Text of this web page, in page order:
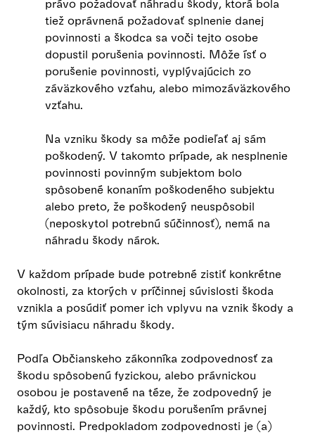
právo požadovať náhradu škody, ktorá bola
tiež oprávnená požadovať splnenie danej
povinnosti a škodca sa voči tejto osobe
dopustil porušenia povinnosti. Môže ísť o
porušenie povinnosti, vyplývajúcich zo
záväzkového vzťahu, alebo mimozáväzkového
vzťahu.
Na vzniku škody sa môže podieľať aj sám
poškodený. V takomto prípade, ak nesplnenie
povinnosti povinným subjektom bolo
spôsobené konaním poškodeného subjektu
alebo preto, že poškodený neuspôsobil
(neposkytol potrebnú súčinnosť), nemá na
náhradu škody nárok.
V každom prípade bude potrebné zistiť konkrétne
okolnosti, za ktorých v príčinnej súvislosti škoda
vznikla a posúdiť pomer ich vplyvu na vznik škody a
tým súvisiacu náhradu škody.
Podľa Občianskeho zákonníka zodpovednosť za
škodu spôsobenú fyzickou, alebo právnickou
osobou je postavené na téze, že zodpovedný je
každý, kto spôsobuje škodu porušením právnej
povinnosti. Predpokladom zodpovednosti je (a)